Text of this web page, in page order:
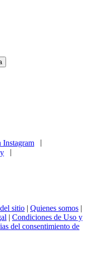
|
|
sitio | Quienes somos |
| Condiciones de Uso y
del consentimiento de